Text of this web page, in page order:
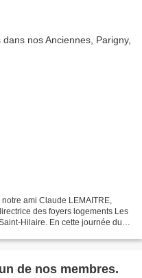
ami Claude LEMAITRE,
des foyers logements Les
Hilaire. En cette journée du
de nos membres.